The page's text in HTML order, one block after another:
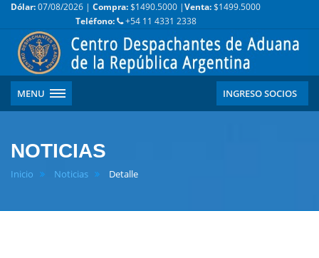
Dólar:07/08/2026 | Compra:$1490.5000 |Venta:$1499.5000
Teléfono:
+54 11 4331 2338
MENU INGRESO SOCIOS
NOTICIAS
Inicio Noticias Detalle